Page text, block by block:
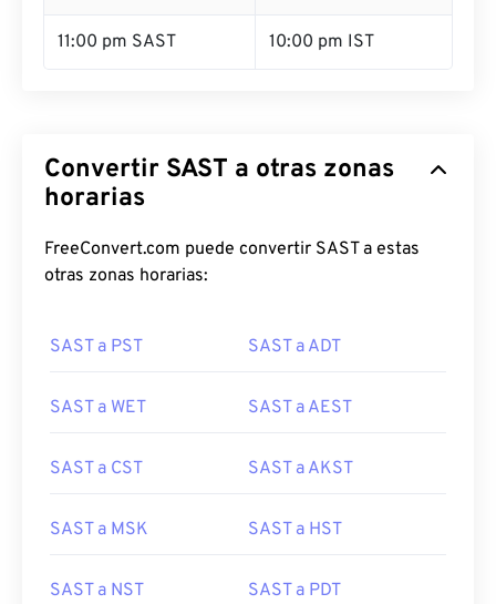
11:00 pm SAST 10:00 pm IST
Convertir SAST a otras zonas
horarias
FreeConvert.com puede convertir SAST a estas
otras zonas horarias:
SAST a PST SAST a ADT
SAST a WET SAST a AEST
SAST a CST SAST a AKST
SAST a MSK SAST a HST
SAST a NST SAST a PDT